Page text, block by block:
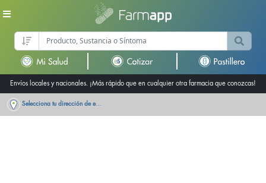
Envíos locales y nacionales. ¡Más rápido que en cualquier otra farmacia que conozcas!
Selecciona tu dirección de entrega